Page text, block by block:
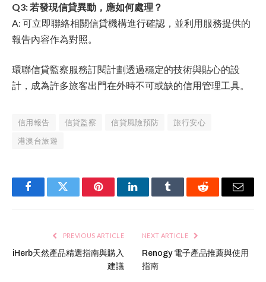
Q3: 若發現信貸異動，應如何處理？
A: 可立即聯絡相關信貸機構進行確認，並利用服務提供的
報告內容作為對照。
環聯信貸監察服務訂閱計劃透過穩定的技術與貼心的設
計，成為許多旅客出門在外時不可或缺的信用管理工具。
信用報告 信貸監察 信貸風險預防
旅行安心
港澳台旅遊
FacebookTwitter PinterestLinkedInTumblr Reddit Email
PREVIOUS ARTICLE
iHerb天然產品精選指南與購入
建議
NEXT ARTICLE
Renogy 電子產品推薦與使用
指南